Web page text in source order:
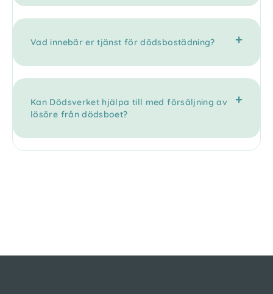
Vad innebär er tjänst för dödsbostädning?
Kan Dödsverket hjälpa till med försäljning av
lösöre från dödsboet?